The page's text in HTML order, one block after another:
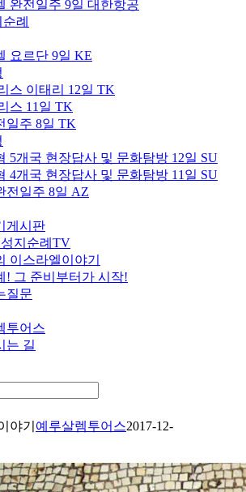
완전일주 9일 대한항공
례
요르단 9일 KE
스 이태리 12일 TK
스 11일 TK
일주 8일 TK
5개국 현장답사 및 문화탐방 12일 SU
4개국 현장답사 및 문화탐방 11일 SU
전일주 8일 AZ
게시판
성지순례TV
이스라엘이야기
! 그 준비부터가 시작!
질문
투어스
는 길
야기 예루살렘투어스2017-12-